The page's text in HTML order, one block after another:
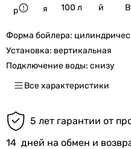
р
я
100 л
й
Форма бойлера:
Установка: вертикальная
Подключение воды: снизу
Все характеристики
5 лет гарантии от
14 дней на обмен и